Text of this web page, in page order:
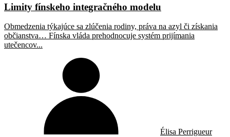
Limity fínskeho integračného modelu
Obmedzenia týkajúce sa zlúčenia rodiny, práva na azyl či získania
občianstva… Fínska vláda prehodnocuje systém prijímania
utečencov...
Élisa Perrigueur